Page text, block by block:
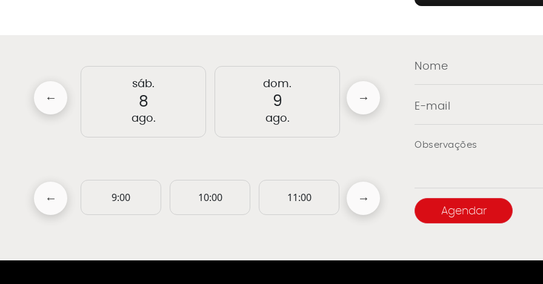
sáb.
8
ago.
dom.
9
ago.
seg.
10
17:00 9:00 10:00 11:00 12:00 13:00